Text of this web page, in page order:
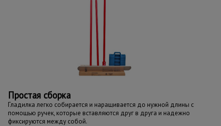
Простая сборка
Гладилка легко собирается и наращивается до нужной длины с
помощью ручек, которые вставляются друг в друга и надежно
фиксируются между собой.